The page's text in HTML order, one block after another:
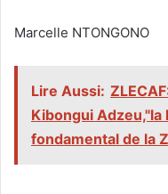
‎Marcelle NTONGONO
Lire Aussi:
Kibongui
fondamental de la